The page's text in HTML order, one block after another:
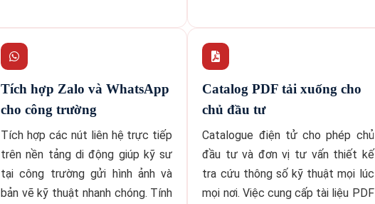
Tích hợp Zalo và WhatsApp
cho công trường
Tích hợp các nút liên hệ trực tiếp
trên nền tảng di động giúp kỹ sư
tại công trường gửi hình ảnh và
bản vẽ kỹ thuật nhanh chóng. Tính
Catalog PDF tải xuống cho
chủ đầu tư
Catalogue điện tử cho phép chủ
đầu tư và đơn vị tư vấn thiết kế
tra cứu thông số kỹ thuật mọi lúc
mọi nơi. Việc cung cấp tài liệu PDF